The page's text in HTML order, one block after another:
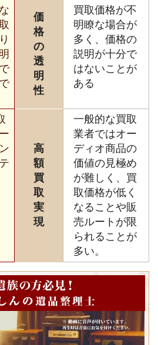
価
格
の
透
明
性
買取価格が不
明瞭な場合が
多く、価格の
説明が十分で
はないことが
ある
高
額
買
取
実
現
一般的な買取
業者ではオー
ディオ商品の
価値の見極め
が難しく、買
取価格が低く
なることや販
売ルートが限
られることが
多い。